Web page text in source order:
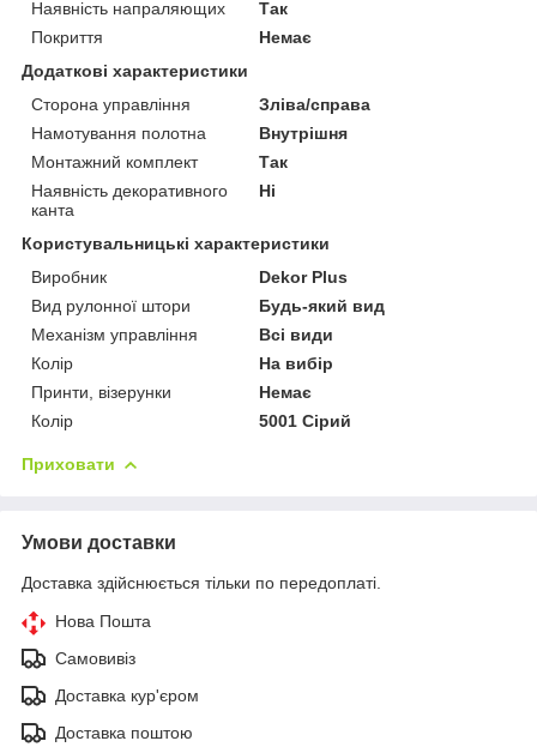
Наявність напраляющих
Так
Покриття
Немає
Додаткові характеристики
Сторона управління
Зліва/справа
Намотування полотна
Внутрішня
Монтажний комплект
Так
Наявність декоративного
канта
Ні
Користувальницькі характеристики
Виробник
Dekor Plus
Вид рулонної штори
Будь-який вид
Механізм управління
Всі види
Колір
На вибір
Принти, візерунки
Немає
Колір
5001 Сірий
Приховати
Умови доставки
Доставка здійснюється тільки по передоплаті.
Нова Пошта
Самовивіз
Доставка кур'єром
Доставка поштою